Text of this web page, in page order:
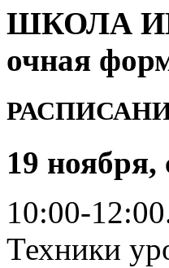
ШКОЛА
очная
19 ноября,
10:00-
Техники